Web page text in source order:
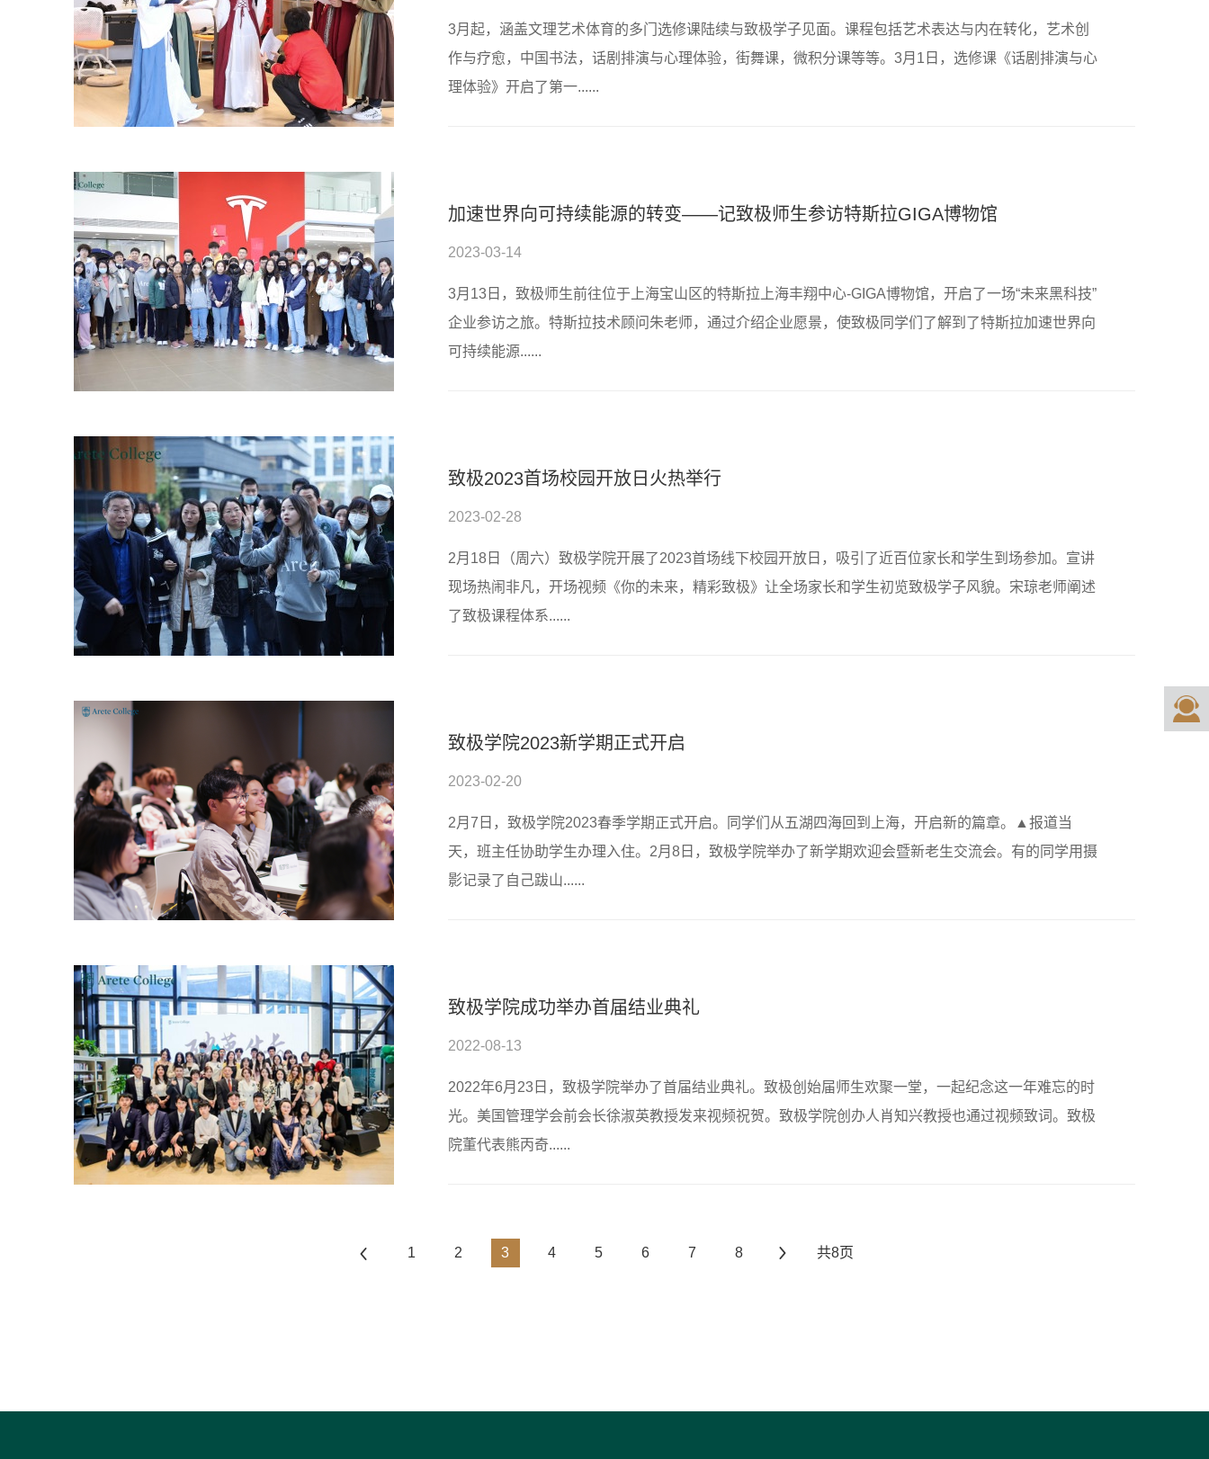
3月起，涵盖文理艺术体育的多门选修课陆续与致极学子见面。课程包括艺术表达与内在转化，艺术创
作与疗愈，中国书法，话剧排演与心理体验，街舞课，微积分课等等。3月1日，选修课《话剧排演与心
理体验》开启了第一......
加速世界向可持续能源的转变——记致极师生参访特斯拉GIGA博物馆
2023-03-14
3月13日，致极师生前往位于上海宝山区的特斯拉上海丰翔中心-GIGA博物馆，开启了一场“未来黑科技”
企业参访之旅。特斯拉技术顾问朱老师，通过介绍企业愿景，使致极同学们了解到了特斯拉加速世界向
可持续能源......
致极2023首场校园开放日火热举行
2023-02-28
2月18日（周六）致极学院开展了2023首场线下校园开放日，吸引了近百位家长和学生到场参加。宣讲
现场热闹非凡，开场视频《你的未来，精彩致极》让全场家长和学生初览致极学子风貌。宋琼老师阐述
了致极课程体系......
致极学院2023新学期正式开启
2023-02-20
2月7日，致极学院2023春季学期正式开启。同学们从五湖四海回到上海，开启新的篇章。▲报道当
天，班主任协助学生办理入住。2月8日，致极学院举办了新学期欢迎会暨新老生交流会。有的同学用摄
影记录了自己跋山......
致极学院成功举办首届结业典礼
2022-08-13
2022年6月23日，致极学院举办了首届结业典礼。致极创始届师生欢聚一堂，一起纪念这一年难忘的时
光。美国管理学会前会长徐淑英教授发来视频祝贺。致极学院创办人肖知兴教授也通过视频致词。致极
院董代表熊丙奇......
1 2 3 4 5 6 7 8 共8页